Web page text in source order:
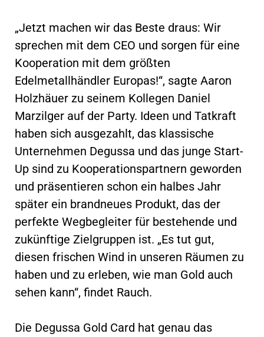
„Jetzt machen wir das Beste draus: Wir
sprechen mit dem CEO und sorgen für eine
Kooperation mit dem größten
Edelmetallhändler Europas!“, sagte Aaron
Holzhäuer zu seinem Kollegen Daniel
Marzilger auf der Party. Ideen und Tatkraft
haben sich ausgezahlt, das klassische
Unternehmen Degussa und das junge Start-
Up sind zu Kooperationspartnern geworden
und präsentieren schon ein halbes Jahr
später ein brandneues Produkt, das der
perfekte Wegbegleiter für bestehende und
zukünftige Zielgruppen ist. „Es tut gut,
diesen frischen Wind in unseren Räumen zu
haben und zu erleben, wie man Gold auch
sehen kann“, findet Rauch.
Die Degussa Gold Card hat genau das